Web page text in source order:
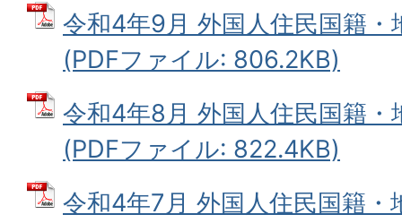
令和4年9月 外国人住民国籍・
(PDFファイル: 806.2KB)
令和4年8月 外国人住民国籍・
(PDFファイル: 822.4KB)
令和4年7月 外国人住民国籍・